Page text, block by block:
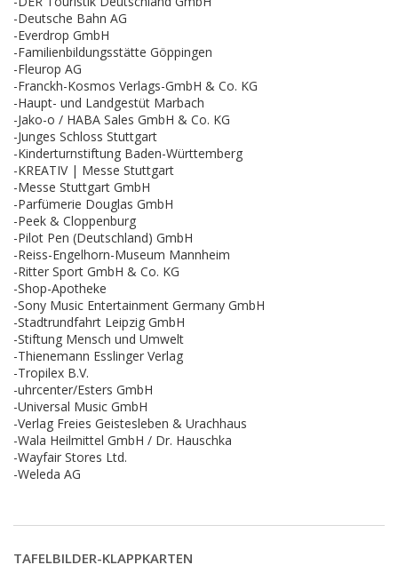
-Deutsche Bahn AG
-Everdrop GmbH
-Familienbildungsstätte Göppingen
-Fleurop AG
-Franckh-Kosmos Verlags-GmbH & Co. KG
-Haupt- und Landgestüt Marbach
-Jako-o / HABA Sales GmbH & Co. KG
-Junges Schloss Stuttgart
-Kinderturnstiftung Baden-Württemberg
-KREATIV | Messe Stuttgart
-Messe Stuttgart GmbH
-Parfümerie Douglas GmbH
-Peek & Cloppenburg
-Pilot Pen (Deutschland) GmbH
-Reiss-Engelhorn-Museum Mannheim
-Ritter Sport GmbH & Co. KG
-Shop-Apotheke
-Sony Music Entertainment Germany GmbH
-Stadtrundfahrt Leipzig GmbH
-Stiftung Mensch und Umwelt
-Thienemann Esslinger Verlag
-Tropilex B.V.
-uhrcenter/Esters GmbH
-Universal Music GmbH
-Verlag Freies Geistesleben & Urachhaus
-Wala Heilmittel GmbH / Dr. Hauschka
-Wayfair Stores Ltd.
-Weleda AG
TAFELBILDER-KLAPPKARTEN